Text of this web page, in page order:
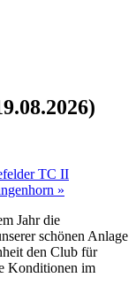
TC II
»
Jahr die
schönen Anlage
den Club für
Konditionen im